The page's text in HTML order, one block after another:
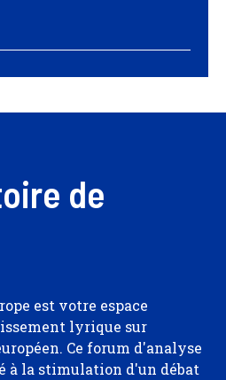
de
est votre espace
lyrique sur
Ce forum d'analyse
à la stimulation d'un débat